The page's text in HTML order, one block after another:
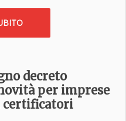
decreto
per imprese
certificatori